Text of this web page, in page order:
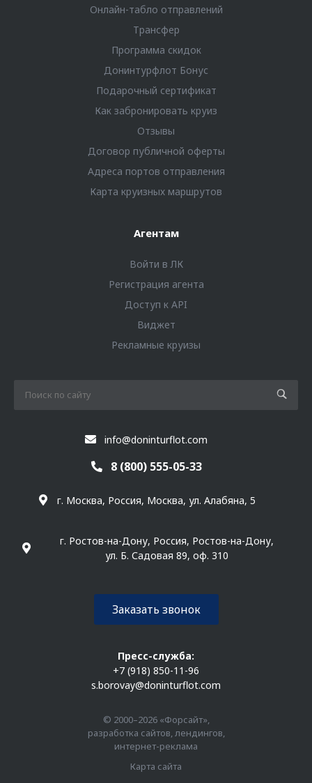
Онлайн-табло отправлений
Трансфер
Программа скидок
Донинтурфлот Бонус
Подарочный сертификат
Как забронировать круиз
Отзывы
Договор публичной оферты
Адреса портов отправления
Карта круизных маршрутов
Агентам
Войти в ЛК
Регистрация агента
Доступ к API
Виджет
Рекламные круизы
info@doninturflot.com
8 (800) 555-05-33
г. Москва, Россия, Москва, ул. Алабяна, 5
г. Ростов-на-Дону, Россия, Ростов-на-Дону,
ул. Б. Садовая 89, оф. 310
Заказать звонок
Пресс-служба:
+7 (918) 850-11-96
s.borovay@doninturflot.com
© 2000–2026 «Форсайт»,
разработка сайтов, лендингов,
интернет-реклама
Карта сайта